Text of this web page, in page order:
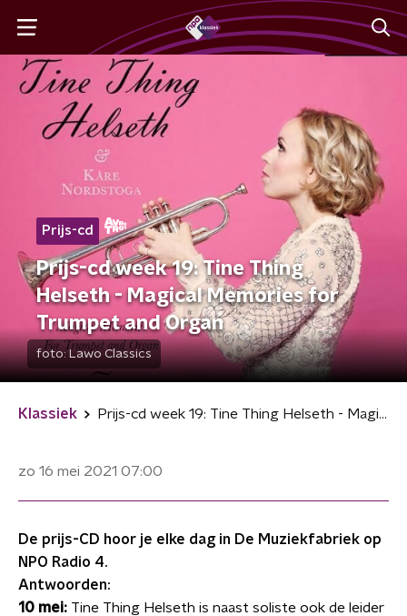
Prijs-cd
Prijs-cd week 19: Tine Thing
Helseth - Magical Memories for
Trumpet and Organ
foto: Lawo Classics
Klassiek Prijs-cd week 19: Tine Thing Helseth - Magical Memories for Trumpet and Organ
zo 16 mei 2021 07:00
De prijs-CD hoor je elke dag in De Muziekfabriek op
NPO Radio 4.
Antwoorden:
10 mei: Tine Thing Helseth is naast soliste ook de leider